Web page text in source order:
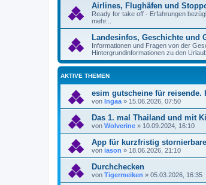
Airlines, Flughäfen und
Ready for take off - Erfahrungen
mehr...
Landesinfos, Geschichte und
Informationen und Fragen von der
Hintergrundinformationen zu den
AKTIVE THEMEN
esim gutscheine für reisende.
von Ingaa » 15.06.2026, 07:50
Das 1. mal Thailand und mit
von Wolverine » 10.09.2024, 16:10
App für kurzfristig
von iason » 18.06.2026, 21:10
Durchchecken
von Tigermeiken » 05.03.2026, 16:35